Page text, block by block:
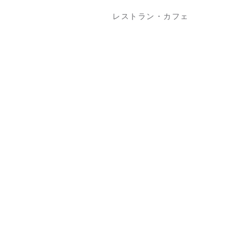
レストラン・カフェ